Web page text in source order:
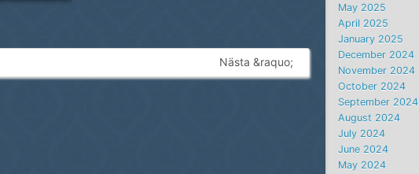
Nästa &raquo;
May 2025
April 2025
January 2025
December 2024
November 2024
October 2024
September 2024
August 2024
July 2024
June 2024
May 2024